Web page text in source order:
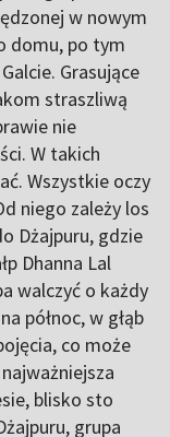
w nowym
domu, po tym
Grasujące
straszliwą
nie
W takich
Wszystkie oczy
niego zależy los
Dżajpuru, gdzie
Dhanna Lal
walczyć o każdy
północ, w głąb
co może
blisko sto
grupa